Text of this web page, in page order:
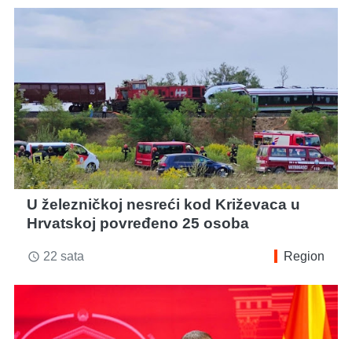
U železničkoj nesreći kod Križevaca u
Hrvatskoj povređeno 25 osoba
access_time 22 sata Region